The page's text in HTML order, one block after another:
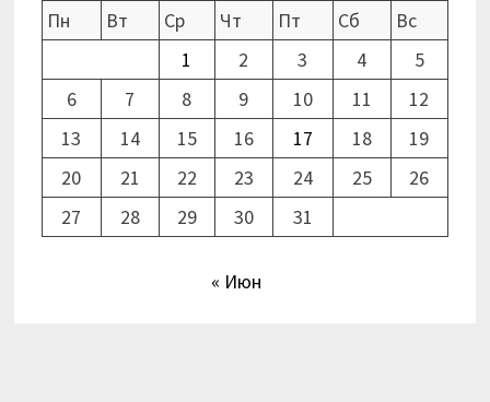
Пн
Вт Ср Чт Пт Сб
Вс
1
2 3 4
5
6
7 8 9 10 11
12
13
14 15 16 17 18
19
20
21 22 23 24 25
26
27
28 29 30 31
« Июн